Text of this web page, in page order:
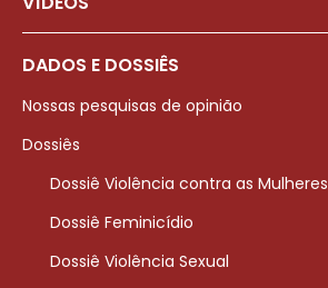
DADOS E DOSSIÊS
Nossas pesquisas de opinião
Dossiês
Dossiê Violência contra as Mulheres
Dossiê Feminicídio
Dossiê Violência Sexual